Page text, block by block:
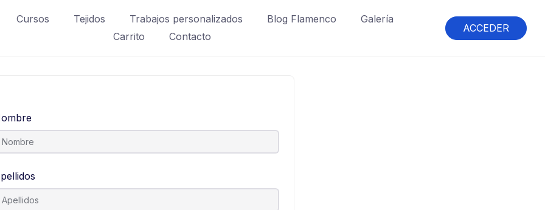
Cursos Tejidos Trabajos personalizados Blog Flamenco
Galería
Carrito
Contacto
ACCEDER